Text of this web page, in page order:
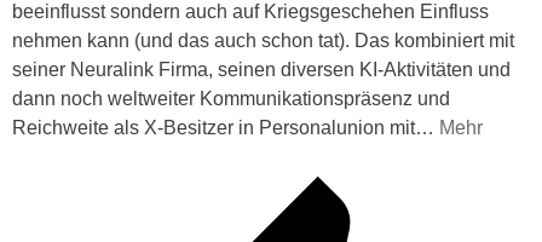
beeinflusst sondern auch auf Kriegsgeschehen Einfluss
nehmen kann (und das auch schon tat). Das kombiniert mit
seiner Neuralink Firma, seinen diversen KI-Aktivitäten und
dann noch weltweiter Kommunikationspräsenz und
Reichweite als X-Besitzer in Personalunion mit… Mehr